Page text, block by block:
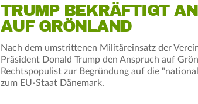
TRUMP BEKRÄFTIGT
AUF GRÖNLAND
Nach dem umstrittenen Militäreinsatz der
Präsident Donald Trump den Anspruch auf
Rechtspopulist zur Begründung auf die
zum EU-Staat Dänemark.